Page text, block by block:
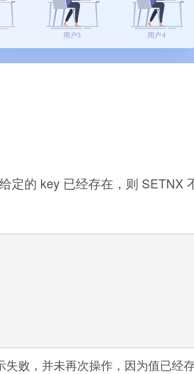
定的 key 已经存在，则 SETNX
败，并未再次操作，因为值已经存